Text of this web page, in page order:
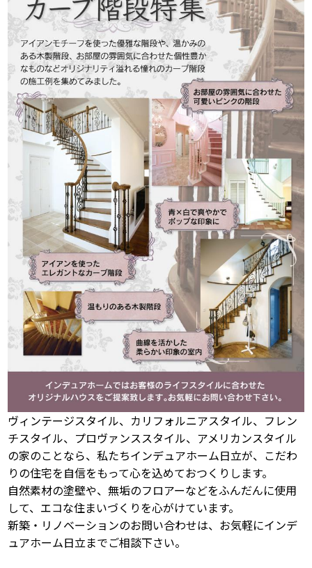
ヴィンテージスタイル、カリフォルニアスタイル、フレン
チスタイル、プロヴァンススタイル、アメリカンスタイル
の家のことなら、私たちインデュアホーム日立が、こだわ
りの住宅を自信をもって心を込めておつくりします。
自然素材の塗壁や、無垢のフロアーなどをふんだんに使用
して、エコな住まいづくりを心がけています。
新築・リノベーションのお問い合わせは、お気軽にインデ
ュアホーム日立までご相談下さい。